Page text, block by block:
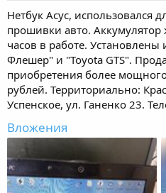
Нетбук Асус, использовался
прошивки авто.
часов в работе.
Флешер" и "Toyota GTS".
приобретения более
рублей. Территориально:
Успенское, ул. Ганенко 23.
Вложения